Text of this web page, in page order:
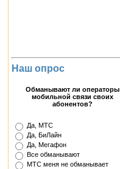
Наш опрос
Обманывают ли операторы
мобильной связи своих
абонентов?
Да, МТС
Да, БиЛайн
Да, Мегафон
Все обманывают
МТС меня не обманывает